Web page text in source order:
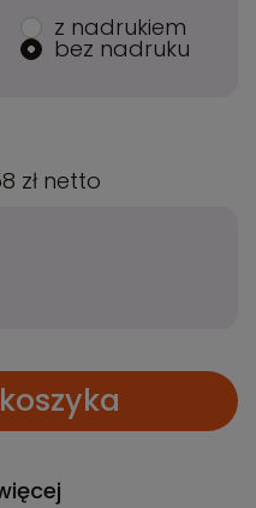
z nadrukiem
bez nadruku
zł netto